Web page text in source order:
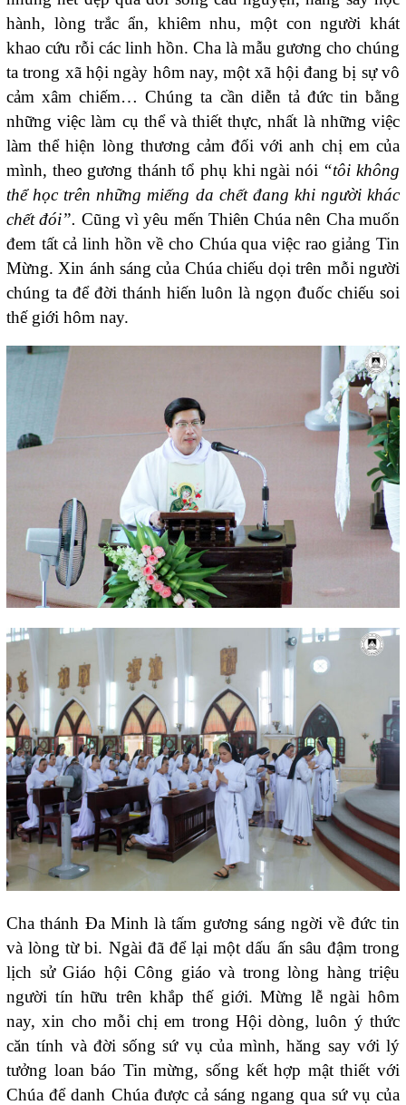
hành, lòng trắc ẩn, khiêm nhu, một con người khát
khao cứu rỗi các linh hồn. Cha là mẫu gương cho chúng
ta trong xã hội ngày hôm nay, một xã hội đang bị sự vô
cảm xâm chiếm… Chúng ta cần diễn tả đức tin bằng
những việc làm cụ thể và thiết thực, nhất là những việc
làm thể hiện lòng thương cảm đối với anh chị em của
mình, theo gương thánh tổ phụ khi ngài nói “tôi không
thể học trên những miếng da chết đang khi người khác
chết đói”. Cũng vì yêu mến Thiên Chúa nên Cha muốn
đem tất cả linh hồn về cho Chúa qua việc rao giảng Tin
Mừng. Xin ánh sáng của Chúa chiếu dọi trên mỗi người
chúng ta để đời thánh hiến luôn là ngọn đuốc chiếu soi
thế giới hôm nay.
Cha thánh Đa Minh là tấm gương sáng ngời về đức tin
và lòng từ bi. Ngài đã để lại một dấu ấn sâu đậm trong
lịch sử Giáo hội Công giáo và trong lòng hàng triệu
người tín hữu trên khắp thế giới. Mừng lễ ngài hôm
nay, xin cho mỗi chị em trong Hội dòng, luôn ý thức
căn tính và đời sống sứ vụ của mình, hăng say với lý
tưởng loan báo Tin mừng, sống kết hợp mật thiết với
Chúa để danh Chúa được cả sáng ngang qua sứ vụ của